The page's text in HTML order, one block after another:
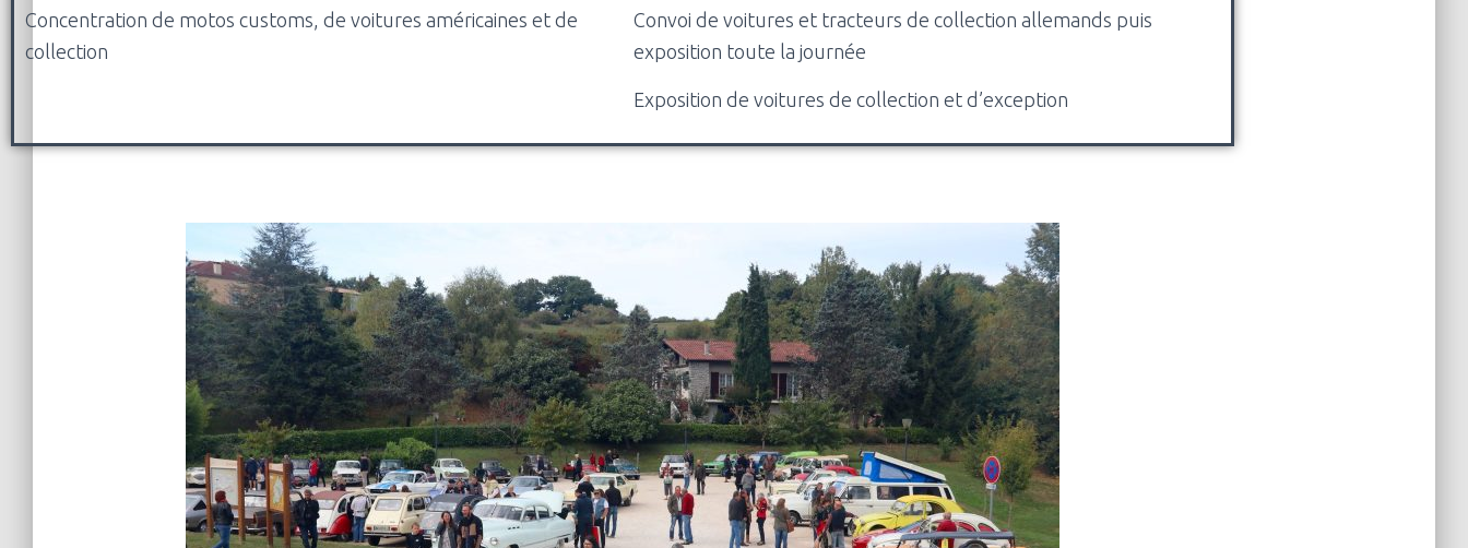
Concentration de motos customs, de voitures américaines et de
collection
Convoi de voitures et tracteurs de collection allemands puis
exposition toute la journée
Exposition de voitures de collection et d’exception